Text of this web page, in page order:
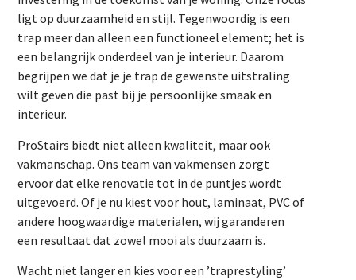
ligt op duurzaamheid en stijl. Tegenwoordig is een
trap meer dan alleen een functioneel element; het is
een belangrijk onderdeel van je interieur. Daarom
begrijpen we dat je je trap de gewenste uitstraling
wilt geven die past bij je persoonlijke smaak en
interieur.
ProStairs biedt niet alleen kwaliteit, maar ook
vakmanschap. Ons team van vakmensen zorgt
ervoor dat elke renovatie tot in de puntjes wordt
uitgevoerd. Of je nu kiest voor hout, laminaat, PVC of
andere hoogwaardige materialen, wij garanderen
een resultaat dat zowel mooi als duurzaam is.
Wacht niet langer en kies voor een ’traprestyling’